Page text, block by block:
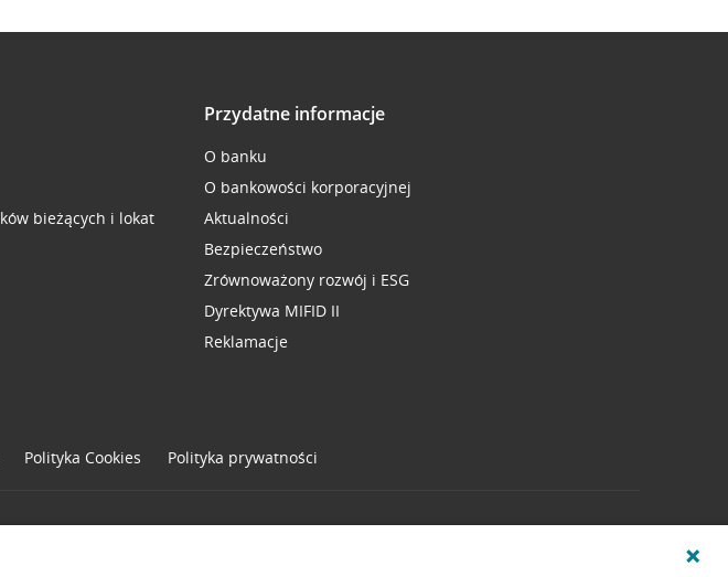
bieżących i lokat
Przydatne informacje
O banku
O bankowości korporacyjnej
Aktualności
Bezpieczeństwo
Zrównoważony rozwój i ESG
Dyrektywa MIFID II
Reklamacje
Polityka Cookies Polityka prywatności